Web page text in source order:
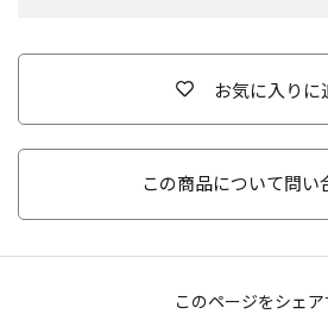
お気に入りに
この商品について問い
このページをシェア